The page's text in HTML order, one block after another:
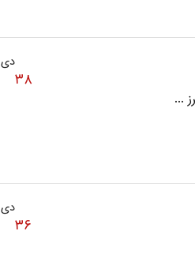
دی ۱۴۰۴
۳۸
دی ۱۴۰۴
۳۶